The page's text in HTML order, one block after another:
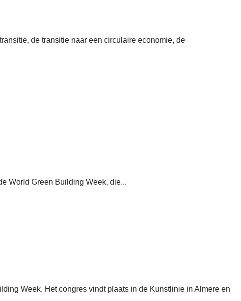
de transitie naar een circulaire economie, de
World Green Building Week, die...
Week. Het congres vindt plaats in de Kunstlinie in Almere en